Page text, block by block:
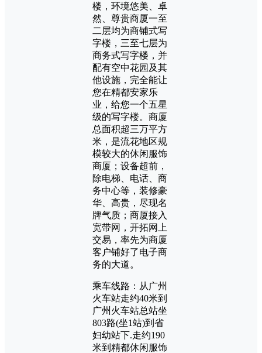
楼，环境悠美、卓
然、尊贵商厦一至
二层均为商铺式写
字楼，三至七层为
商务式写字楼，并
配有空中花园及其
他设施，完全能让
您在精都安家乐
业，给您一个五星
级的写字楼。商厦
总面积超三万平方
米，是流花地区规
模较大的休闲服饰
商厦；设备超前，
除电梯、电话、商
务中心等，装修豪
华、高贵，尽现名
牌气质；商厦接入
宽带网，开拓网上
交易，率先为商厦
客户铺好了电子商
务的大道。
乘车线路：从广州
火车站走约40米到
广州火车站总站坐
803路(坐1站)到省
妇幼站下.走约190
米到精都休闲服饰